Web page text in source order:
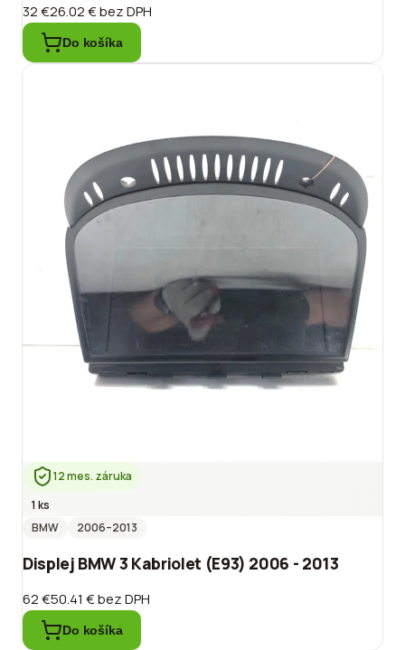
32 €26.02 €bez DPH
Do košíka
12 mes. záruka
1 ks
BMW
2006–2013
Displej BMW 3 Kabriolet (E93) 2006 - 2013
62 €50.41 €bez DPH
Do košíka